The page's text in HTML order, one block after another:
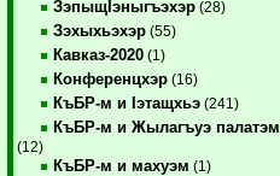
ЗэпыщIэныгъэхэр (28)
Зэхыхьэхэр (55)
Кавказ-2020 (1)
Конференцхэр (16)
КъБР-м и Iэтащхьэ (241)
КъБР-м и Жылагъуэ палатэм
(12)
КъБР-м и махуэм (1)